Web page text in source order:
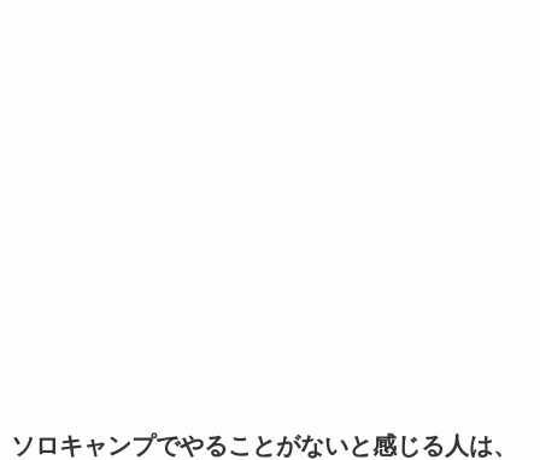
ソロキャンプでやることがないと感じる人は、